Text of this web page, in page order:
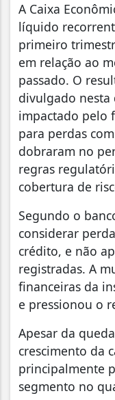
A Caixa
líquido
primeiro
em relação ao
passado. O
divulgado nesta
impactado pelo
para perdas
dobraram no
regras
cobertura de
Segundo o
considerar
crédito, e não
registradas. A
financeiras da
e pressionou o
Apesar da
crescimento da
principalmente
segmento no